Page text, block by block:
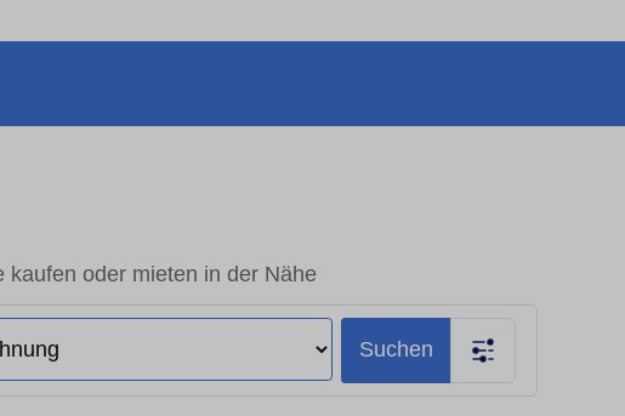
kaufen oder mieten in der Nähe
Suchen